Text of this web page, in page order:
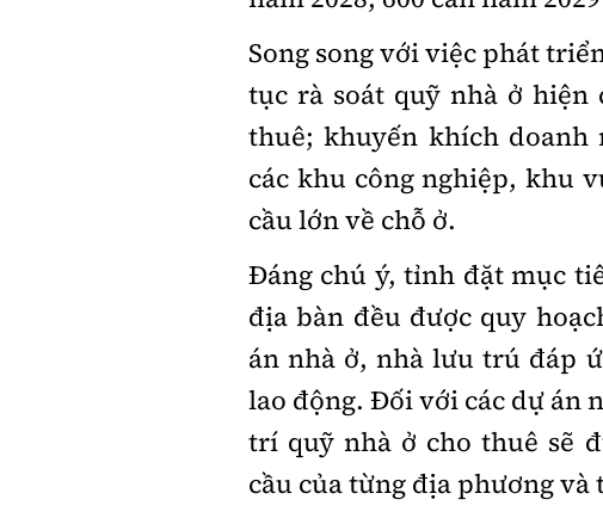
Song song với việc phát
tục rà soát quỹ nhà ở hiện
thuê; khuyến khích
các khu công nghiệp, khu
cầu lớn về chỗ ở.
Đáng chú ý, tỉnh đặt mục
địa bàn đều được quy
án nhà ở, nhà lưu trú đáp
lao động. Đối với các dự án
trí quỹ nhà ở cho thuê sẽ
cầu của từng địa phương